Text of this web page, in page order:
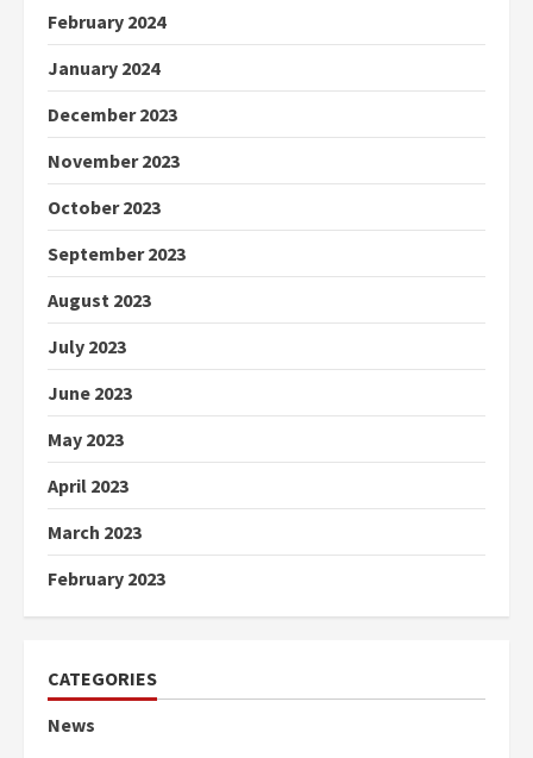
February 2024
January 2024
December 2023
November 2023
October 2023
September 2023
August 2023
July 2023
June 2023
May 2023
April 2023
March 2023
February 2023
CATEGORIES
News